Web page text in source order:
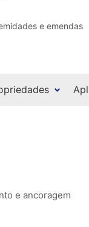
e emendas
e ancoragem